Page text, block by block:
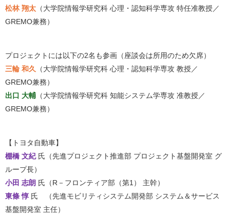
松林 翔太 （大学院情報学研究科 心理・認知科学専攻 特任准教授／
GREMO兼務）
プロジェクトには以下の2名も参画（座談会は所用のため欠席）
三輪 和久 （大学院情報学研究科 心理・認知科学専攻 教授／
GREMO兼務）
出口 大輔 （大学院情報学研究科 知能システム学専攻 准教授／
GREMO兼務）
【トヨタ自動車】
棚橋 文紀 氏（先進プロジェクト推進部 プロジェクト基盤開発室 グ
ループ長）
小田 志朗 氏（R－フロンティア部（第1） 主幹）
東條 惇 氏 （先進モビリティシステム開発部 システム＆サービス
基盤開発室 主任）